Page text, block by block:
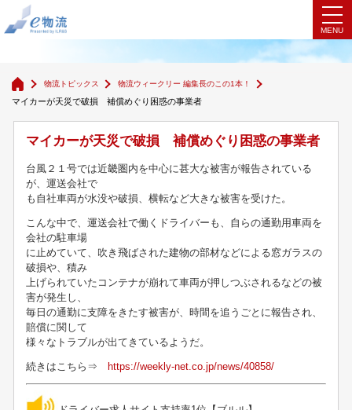
物流ウィークリー 編集長のこの1本！
物流トピックス 物流ウィークリー 編集長のこの1本！
マイカーが天災で破損 補償めぐり困惑の事業者
マイカーが天災で破損 補償めぐり困惑の事業者
台風２１号では近畿圏内を中心に甚大な被害が報告されている
が、運送会社で
も自社車両が水没や破損、横転など大きな被害を受けた。
こんな中で、運送会社で働くドライバーも、自らの通勤用車両を
会社の駐車場
に止めていて、吹き飛ばされた建物の部材などによる窓ガラスの
破損や、積み
上げられていたコンテナが崩れて車両が押しつぶされるなどの被
害が発生し、
毎日の通勤に支障をきたす被害が、時間を追うごとに報告され、
賠償に関して
様々なトラブルが出てきているようだ。
続きはこちら⇒ https://weekly-net.co.jp/news/40858/